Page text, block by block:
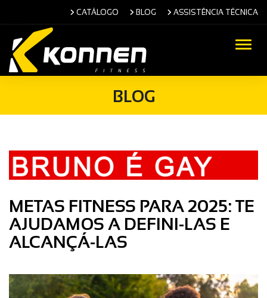
CATÁLOGO BLOG ASSISTÊNCIA TÉCNICA
BLOG
METAS FITNESS PARA 2025: TE
AJUDAMOS A DEFINI-LAS E
ALCANÇÁ-LAS